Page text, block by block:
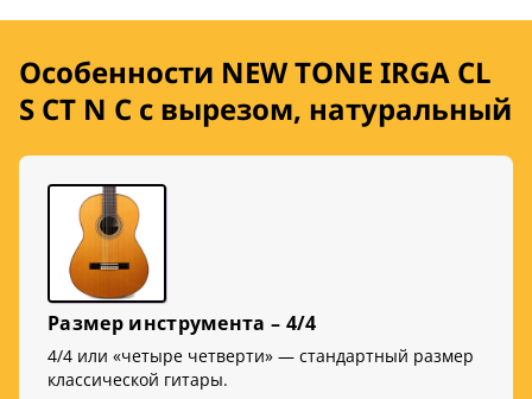
Особенности NEW TONE IRGA CL
S CT N C с вырезом, натуральный
Размер инструмента – 4/4
4/4 или «четыре четверти» — стандартный размер
классической гитары.